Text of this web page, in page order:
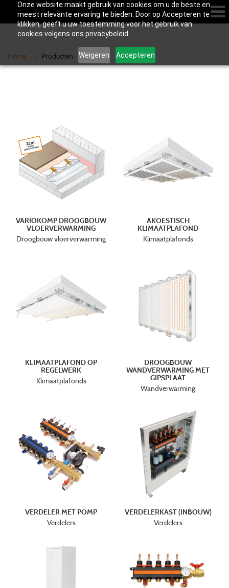
Onze website maakt gebruik van cookies om u de beste en
meest relevante ervaring te bieden. Door op Accepteren te
klikken, geeft u uw toestemming voor het gebruik van
cookies volgens ons privacybeleid.
Weigeren Accepteren
Home Producten
VARIOKOMP DROOGBOUW
VLOERVERWARMING
Droogbouw vloerverwarming
AKOESTISCH
KLIMAATPLAFOND
Klimaatplafonds
KLIMAATPLAFOND OP
REGELWERK
Klimaatplafonds
DROOGBOUW
WANDVERWARMING MET
GIPSPLAAT
Wandverwarming
VERDELER MET POMP
Verdelers
VERDELERKAST (INBOUW)
Verdelers